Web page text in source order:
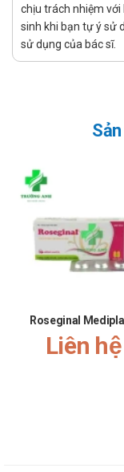
Viêm phổi mắc
vi khuẩn
Chlamydia
aureus và
biến chứng, đinh
Moxifloxacin
mắt 0,5% để
Cách dùng
(as
Liều dùng:
Liều
độ nhẹ
chịu trách nhiệm
sinh khi bạn tự ý sử
sử dụng của bác sĩ.
Roseginal
Liên hệ